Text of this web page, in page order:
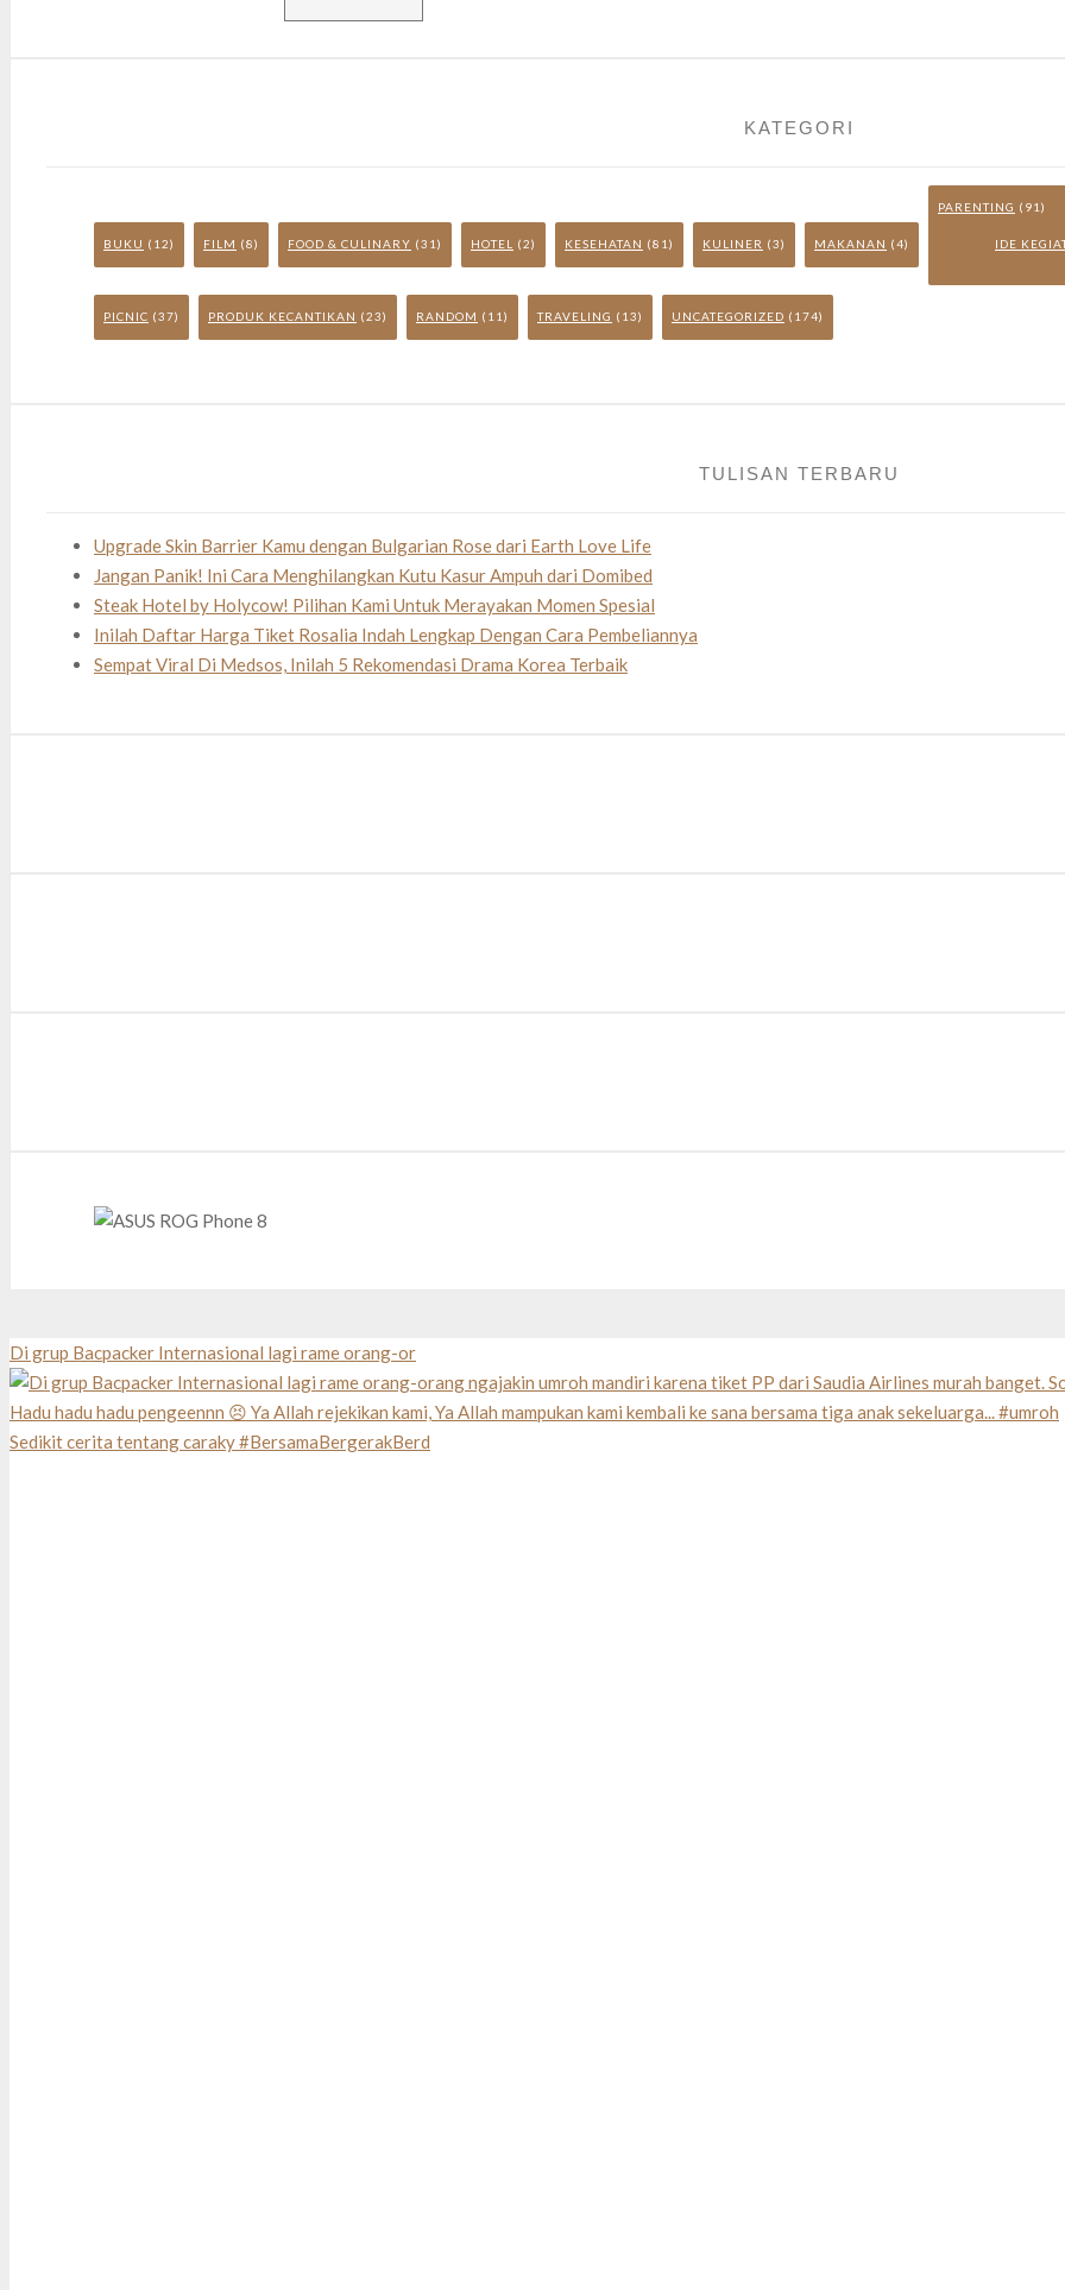
KATEGORI
BUKU (12) FILM (8) FOOD & CULINARY (31) HOTEL (2) KESEHATAN (81) KULINER (3) MAKANAN (4)
PARENTING (91)
IDE
PICNIC (37) PRODUK KECANTIKAN (23) RANDOM (11) TRAVELING (13) UNCATEGORIZED (174)
TULISAN TERBARU
Upgrade Skin Barrier Kamu dengan Bulgarian Rose dari Earth Love Life
Jangan Panik! Ini Cara Menghilangkan Kutu Kasur Ampuh dari Domibed
Steak Hotel by Holycow! Pilihan Kami Untuk Merayakan Momen Spesial
Inilah Daftar Harga Tiket Rosalia Indah Lengkap Dengan Cara Pembeliannya
Sempat Viral Di Medsos, Inilah 5 Rekomendasi Drama Korea Terbaik
Di grup Bacpacker Internasional lagi rame orang-or
Sedikit cerita tentang caraky #BersamaBergerakBerd